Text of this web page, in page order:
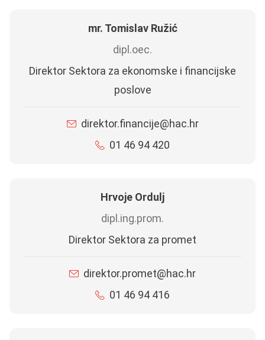
mr. Tomislav Ružić
dipl.oec.
Direktor Sektora za ekonomske i financijske
poslove
direktor.financije@hac.hr
01 46 94 420
Hrvoje Ordulj
dipl.ing.prom.
Direktor Sektora za promet
direktor.promet@hac.hr
01 46 94 416